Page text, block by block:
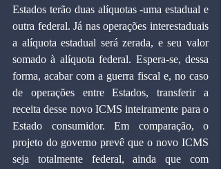
Estados terão duas alíquotas -uma estadual e
outra federal. Já nas operações interestaduais
a alíquota estadual será zerada, e seu valor
somado à alíquota federal. Espera-se, dessa
forma, acabar com a guerra fiscal e, no caso
de operações entre Estados, transferir a
receita desse novo ICMS inteiramente para o
Estado consumidor. Em comparação, o
projeto do governo prevê que o novo ICMS
seja totalmente federal, ainda que com